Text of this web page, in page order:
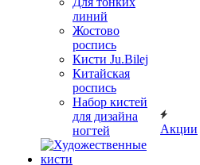
линий
Жостово
роспись
Кисти Ju.Bilej
Китайская
роспись
Набор кистей
для дизайна
ногтей
Акции